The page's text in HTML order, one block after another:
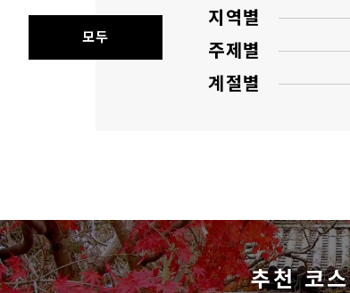
모두
지역별
주제별
계절별
추천 코스